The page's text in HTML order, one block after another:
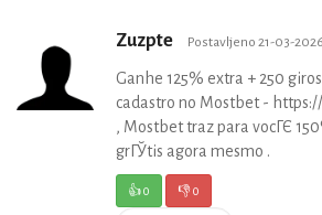
Zuzpte Postavljeno 21-03-
Ganhe 125% extra + 250
cadastro no Mostbet -
, Mostbet traz para vocГЄ
grГЎtis agora mesmo .
👍0 👎0